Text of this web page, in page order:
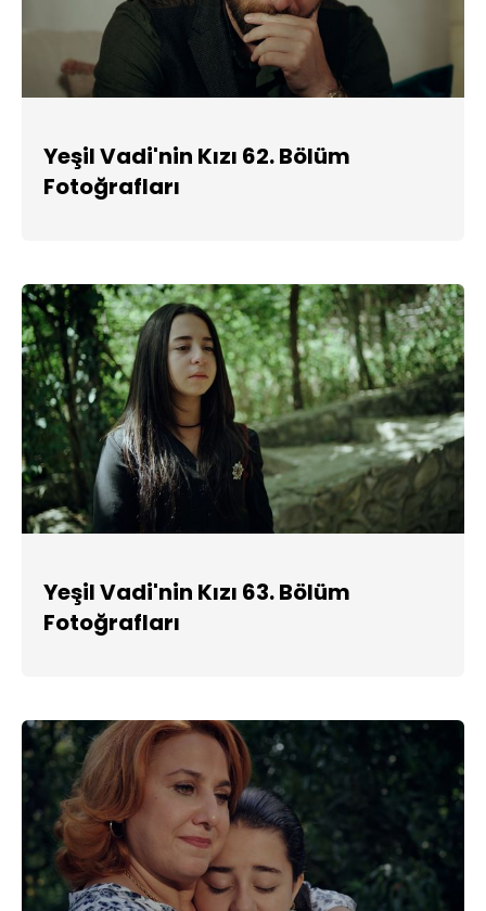
Yeşil Vadi'nin Kızı 62. Bölüm
Fotoğrafları
Yeşil Vadi'nin Kızı 63. Bölüm
Fotoğrafları